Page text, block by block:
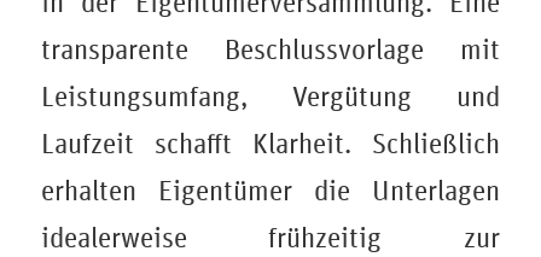
transparente Beschlussvorlage mit
Leistungsumfang, Vergütung und
Laufzeit schafft Klarheit. Schließlich
erhalten Eigentümer die Unterlagen
idealerweise frühzeitig zur